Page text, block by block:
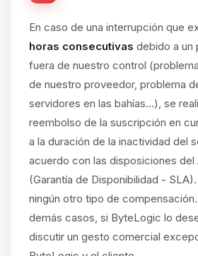
En caso de una interrupción que
horas consecutivas debido a un
fuera de nuestro control
de nuestro proveedor, problema
servidores en las bahías...), se
reembolso de la suscripción en
a la duración de la inactividad del
acuerdo con las disposiciones del
(Garantía de Disponibilidad -
ningún otro tipo de
demás casos, si ByteLogic lo
discutir un gesto comercial